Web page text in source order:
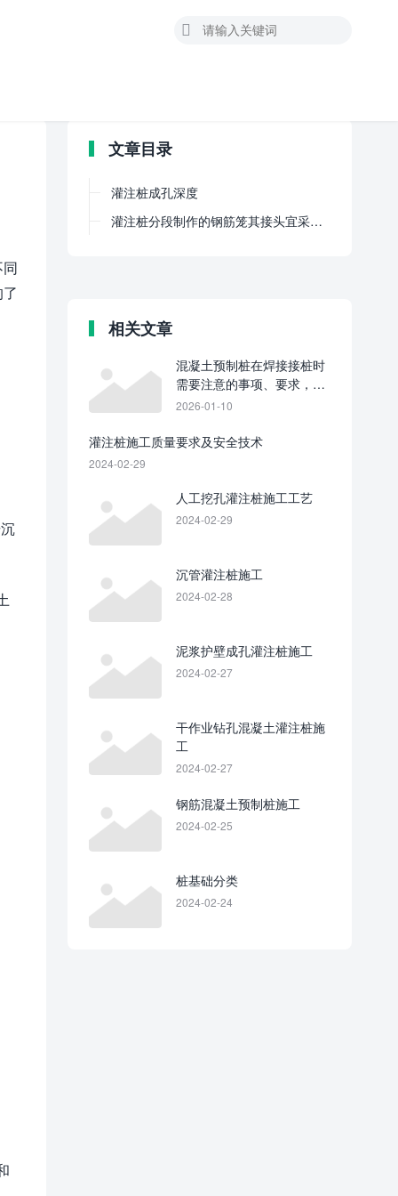

文章目录
灌注桩成孔深度
灌注桩分段制作的钢筋笼其接头宜采用焊接或机械式接头
相关文章
混凝土预制桩在焊接接桩时
需要注意的事项、要求，他
们分别出自哪本规范？
2026-01-10
灌注桩施工质量要求及安全技术
2024-02-29
人工挖孔灌注桩施工工艺
2024-02-29
沉管灌注桩施工
2024-02-28
泥浆护壁成孔灌注桩施工
2024-02-27
干作业钻孔混凝土灌注桩施
工
2024-02-27
钢筋混凝土预制桩施工
2024-02-25
桩基础分类
2024-02-24